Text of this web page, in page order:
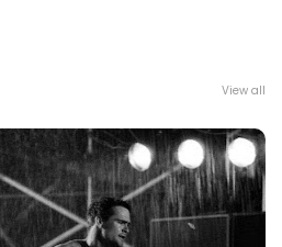
View all